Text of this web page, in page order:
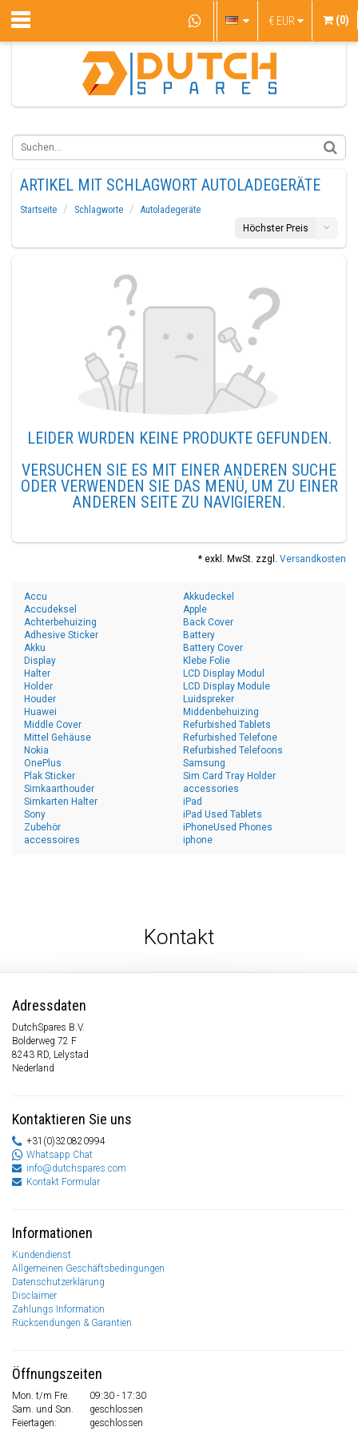
€ EUR (0)
ARTIKEL MIT SCHLAGWORT AUTOLADEGERÄTE
Startseite Schlagworte
Autoladegeräte
Höchster Preis
LEIDER WURDEN KEINE PRODUKTE GEFUNDEN.
VERSUCHEN SIE ES MIT EINER ANDEREN SUCHE
ODER VERWENDEN SIE DAS MENÜ, UM ZU EINER
ANDEREN SEITE ZU NAVIGIEREN.
* exkl. MwSt. zzgl. Versandkosten
Accu
Accudeksel
Achterbehuizing
Adhesive Sticker
Akku
Akkudeckel
Apple
Back Cover
Battery
Battery Cover
Display
Halter
Holder
Houder
Huawei
Klebe Folie
LCD Display Modul
LCD Display Module
Luidspreker
Middenbehuizing
Middle Cover
Mittel Gehäuse
Nokia
OnePlus
Plak Sticker
Refurbished Tablets
Refurbished Telefone
Refurbished Telefoons
Samsung
Sim Card Tray Holder
Simkaarthouder
Simkarten Halter
Sony
Zubehör
accessoires
accessories
iPad
iPad Used Tablets
iPhoneUsed Phones
iphone
Kontakt
Adressdaten
DutchSpares B.V.
Bolderweg 72 F
8243 RD, Lelystad
Nederland
Kontaktieren Sie uns
+31(0)320820994
Whatsapp Chat
info@dutchspares.com
Kontakt Formular
Informationen
Kundendienst
Allgemeinen Geschäftsbedingungen
Datenschutzerklärung
Disclaimer
Zahlungs Information
Rücksendungen & Garantien
Öffnungszeiten
Mon. t/m Fre.
09:30 - 17:30
Sam. und Son.
geschlossen
Feiertagen:
geschlossen